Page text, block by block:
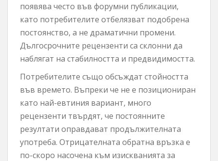
появява често във форумни публикации,
като потребителите отбелязват подобрена
постоянство, а не драматични промени.
Дългосрочните рецензенти са склонни да
наблягат на стабилността и предвидимостта.
Потребителите също обсъждат стойността
във времето. Въпреки че не е позициониран
като най-евтиния вариант, много
рецензенти твърдят, че постоянните
резултати оправдават продължителната
употреба. Отрицателната обратна връзка е
по-скоро насочена към изискванията за